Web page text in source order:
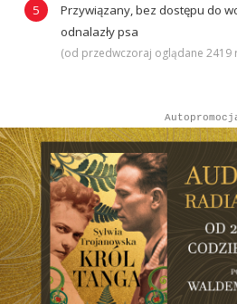
Przywiązany, bez dostępu do
odnalazły psa
(od przedwczoraj oglądane 2419